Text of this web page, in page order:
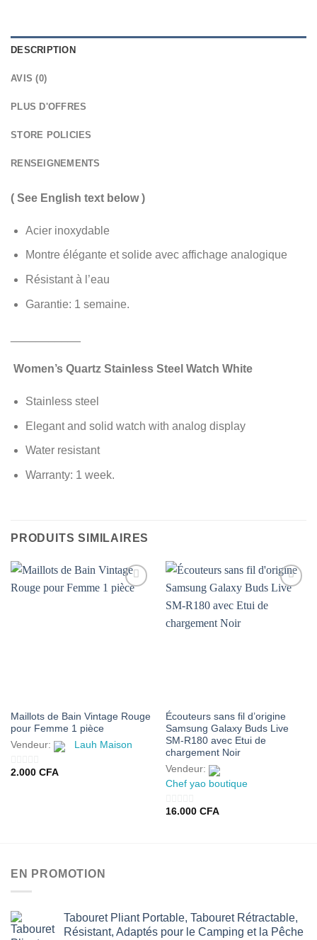
DESCRIPTION
AVIS (0)
PLUS D'OFFRES
STORE POLICIES
RENSEIGNEMENTS
( See English text below )
Acier inoxydable
Montre élégante et solide avec affichage analogique
Résistant à l’eau
Garantie: 1 semaine.
Women’s Quartz Stainless Steel Watch White
Stainless steel
Elegant and solid watch with analog display
Water resistant
Warranty: 1 week.
PRODUITS SIMILAIRES
Maillots de Bain Vintage Rouge
pour Femme 1 pièce
Vendeur:
Lauh Maison
0
2.000 CFA
Écouteurs sans fil d’origine
Samsung Galaxy Buds Live
SM-R180 avec Etui de
chargement Noir
Vendeur:
Chef yao boutique
0
16.000 CFA
EN PROMOTION
Tabouret Pliant Portable, Tabouret Rétractable,
Résistant, Adaptés pour le Camping et la Pêche